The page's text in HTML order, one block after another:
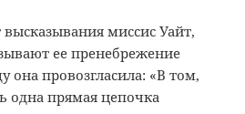
высказывания миссис Уайт,
ее пренебрежение
она провозгласила: «В том,
одна прямая цепочка